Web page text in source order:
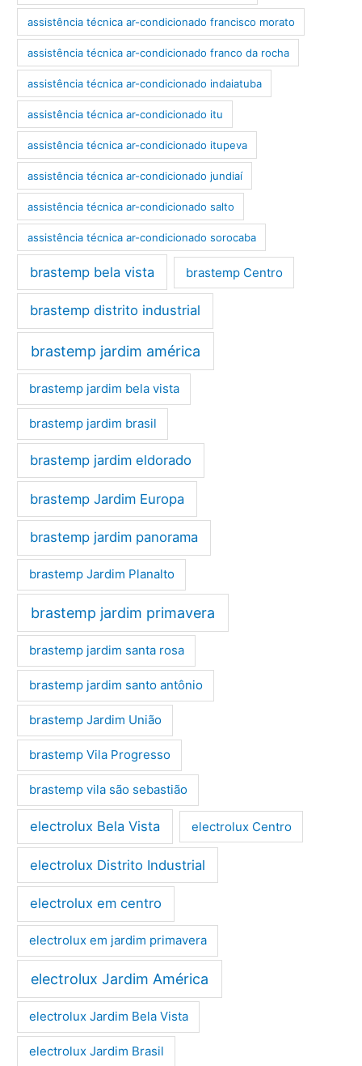
assistência técnica ar-condicionado francisco morato
assistência técnica ar-condicionado franco da rocha
assistência técnica ar-condicionado indaiatuba
assistência técnica ar-condicionado itu
assistência técnica ar-condicionado itupeva
assistência técnica ar-condicionado jundiaí
assistência técnica ar-condicionado salto
assistência técnica ar-condicionado sorocaba
brastemp bela vista brastemp Centro
brastemp distrito industrial
brastemp jardim américa
brastemp jardim bela vista
brastemp jardim brasil
brastemp jardim eldorado
brastemp Jardim Europa
brastemp jardim panorama
brastemp Jardim Planalto
brastemp jardim primavera
brastemp jardim santa rosa
brastemp jardim santo antônio
brastemp Jardim União
brastemp Vila Progresso
brastemp vila são sebastião
electrolux Bela Vista electrolux Centro
electrolux Distrito Industrial
electrolux em centro
electrolux em jardim primavera
electrolux Jardim América
electrolux Jardim Bela Vista
electrolux Jardim Brasil